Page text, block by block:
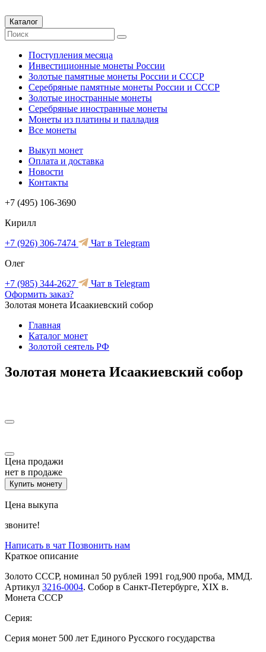
Каталог
Поступления месяца
Инвестиционные монеты России
Золотые памятные монеты России и СССР
Серебряные памятные монеты России и СССР
Золотые иностранные монеты
Серебряные иностранные монеты
Монеты из платины и палладия
Все монеты
Выкуп монет
Оплата и доставка
Новости
Контакты
+7 (495) 106-3690
Кирилл
+7 (926) 306-7474
Чат в Telegram
Олег
+7 (985) 344-2627
Чат в Telegram
Оформить заказ?
Золотая монета Исаакиевский собор
Главная
Каталог монет
Золотой сеятель РФ
Золотая монета Исаакиевский собор
Цена продажи
нет в продаже
Купить монету
Цена выкупа
звоните!
Написать в чат Позвонить нам
Краткое описание
Золото СССР, номинал 50 рублей 1991 год,900 проба, ММД.
Артикул 3216-0004. Собор в Санкт-Петербурге, XIX в.
Монета СССР
Серия:
Серия монет 500 лет Единого Русского государства